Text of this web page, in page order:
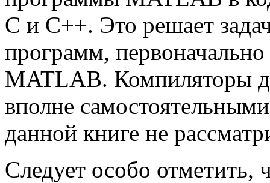
С и C++. Это решает
программ,
MATLAB. Компиляторы
вполне
данной книге не
Следует особо отметить,